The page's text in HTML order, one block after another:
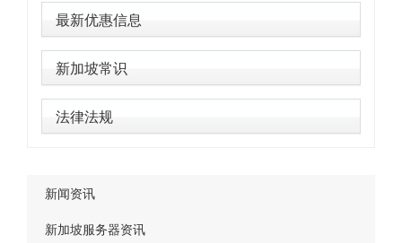
最新优惠信息
新加坡常识
法律法规
新闻资讯
新加坡服务器资讯